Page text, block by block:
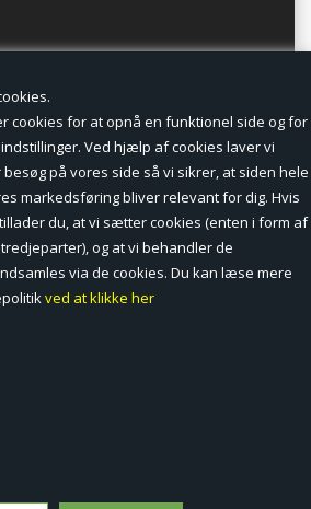
anvender cookies.
cookies for at opnå en funktionel side og for
Ved hjælp af cookies laver vi
på vores side så vi sikrer, at siden hele
markedsføring bliver relevant for dig. Hvis
du, at vi sætter cookies (enten i form af
og at vi behandler de
via de cookies. Du kan læse mere
ved at klikke her